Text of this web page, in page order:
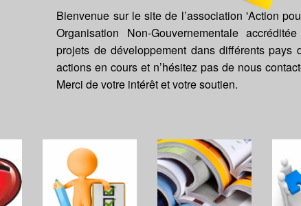
AMUforKIDS
Bienvenue sur le site de l’association 'Action
Organisation Non-Gouvernementale
projets de développement dans différents pays
actions en cours et n’hésitez pas de nous
Merci de votre intérêt et votre soutien.